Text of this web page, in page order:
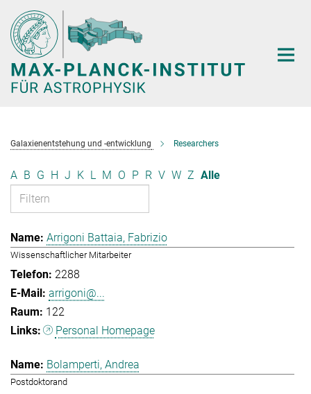
Hauptinhalt
Galaxienentstehung und -entwicklung Researchers
A B G H J K L M O P R V W Z Alle
Arrigoni Battaia, Fabrizio
Wissenschaftlicher Mitarbeiter
2288
arrigoni@...
122
Personal Homepage
Bolamperti, Andrea
Postdoktorand